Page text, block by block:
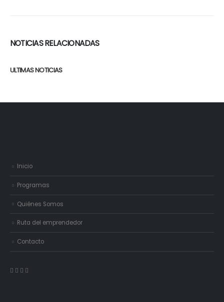
NOTICIAS RELACIONADAS
ULTIMAS NOTICIAS
Inicio
Programas
Quiénes Somos
Ruta del emprendedor
Contacto